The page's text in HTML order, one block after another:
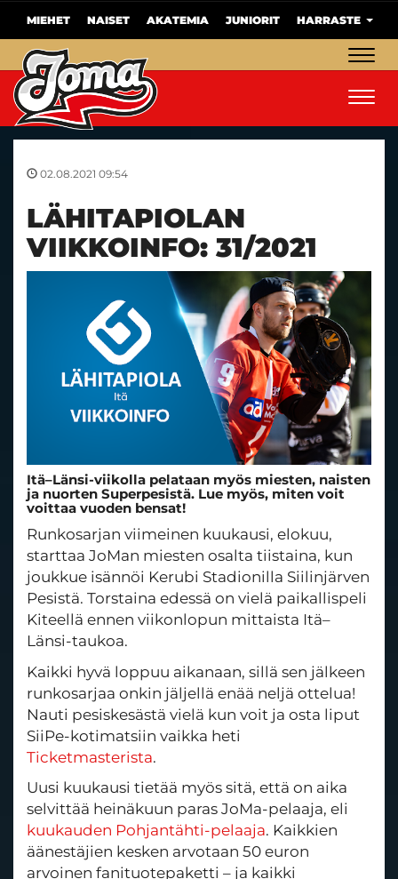
MIEHET NAISET AKATEMIA JUNIORIT HARRASTE
02.08.2021 09:54
LÄHITAPIOLAN
VIIKKOINFO: 31/2021
Itä–Länsi-viikolla pelataan myös miesten, naisten
ja nuorten Superpesistä. Lue myös, miten voit
voittaa vuoden bensat!
Runkosarjan viimeinen kuukausi, elokuu,
starttaa JoMan miesten osalta tiistaina, kun
joukkue isännöi Kerubi Stadionilla Siilinjärven
Pesistä. Torstaina edessä on vielä paikallispeli
Kiteellä ennen viikonlopun mittaista Itä–
Länsi-taukoa.
Kaikki hyvä loppuu aikanaan, sillä sen jälkeen
runkosarjaa onkin jäljellä enää neljä ottelua!
Nauti pesiskesästä vielä kun voit ja osta liput
SiiPe-kotimatsiin vaikka heti
Ticketmasterista.
Uusi kuukausi tietää myös sitä, että on aika
selvittää heinäkuun paras JoMa-pelaaja, eli
kuukauden Pohjantähti-pelaaja. Kaikkien
äänestäjien kesken arvotaan 50 euron
arvoinen fanituotepaketti – ja kaikki